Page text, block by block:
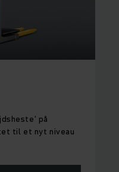
på
til et nyt niveau